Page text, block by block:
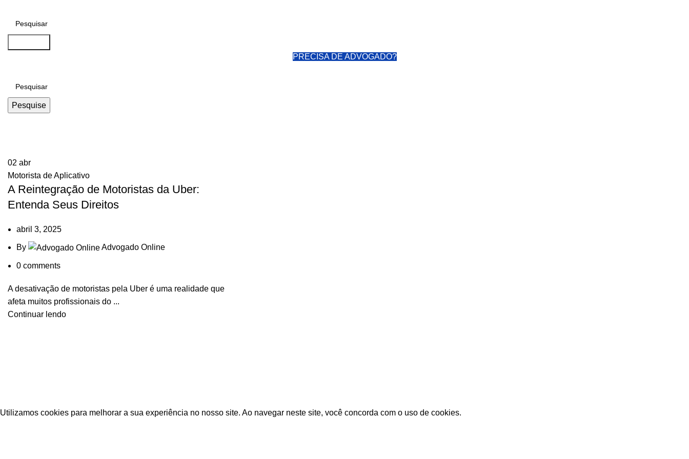
PRECISA DE ADVOGADO?
Pesquise
02 abr
Motorista de Aplicativo
A Reintegração de Motoristas da Uber:
Entenda Seus Direitos
abril 3, 2025
By Advogado Online
0 comments
A desativação de motoristas pela Uber é uma realidade que
afeta muitos profissionais do ...
Continuar lendo
Utilizamos cookies para melhorar a sua experiência no nosso site. Ao navegar neste site, você concorda com o uso de cookies.